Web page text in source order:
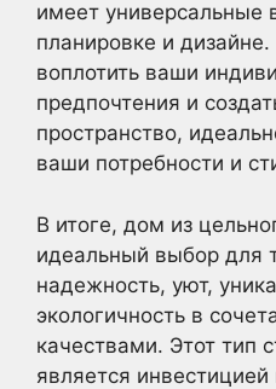
имеет универсальные
планировке и
воплотить ваши
предпочтения и
пространство,
ваши потребности и
В итоге, дом из
идеальный выбор для
надежность, уют,
экологичность в
качествами. Этот тип
является